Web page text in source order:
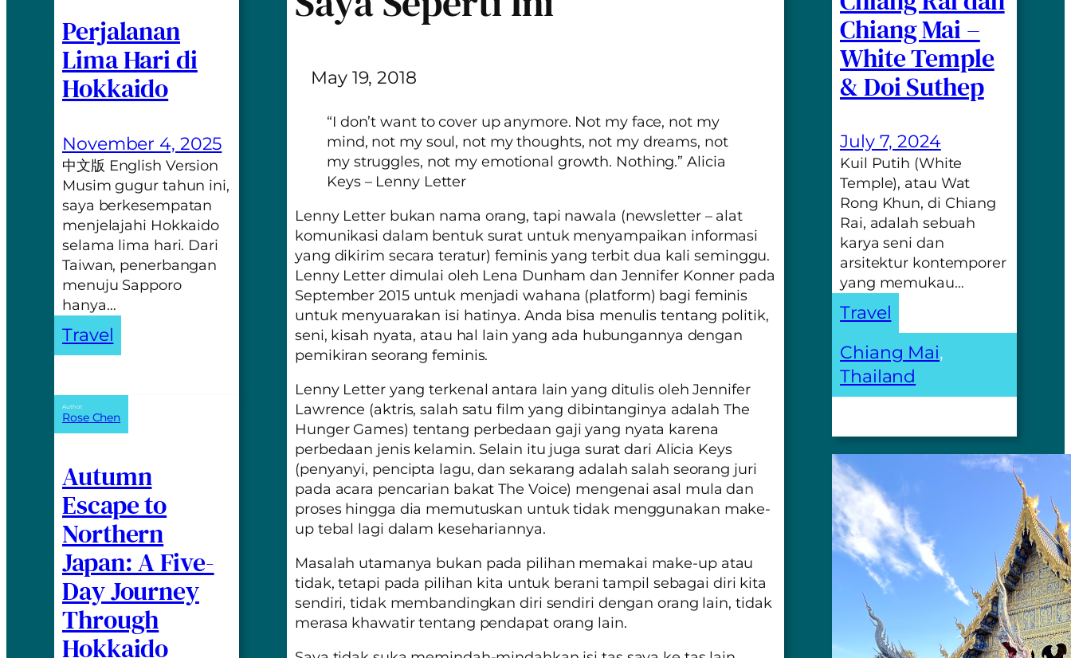
Perjalanan
Lima Hari di
Hokkaido
November 4, 2025
中文版 English Version
Musim gugur tahun ini,
saya berkesempatan
menjelajahi Hokkaido
selama lima hari. Dari
Taiwan, penerbangan
menuju Sapporo
hanya…
Travel
Author:
Rose Chen
Autumn
Escape to
Northern
Japan: A Five-
Day Journey
Through
Hokkaido
May 19, 2018
“I don’t want to cover up anymore. Not my face, not my
mind, not my soul, not my thoughts, not my dreams, not
my struggles, not my emotional growth. Nothing.” Alicia
Keys – Lenny Letter
Lenny Letter bukan nama orang, tapi nawala (newsletter– alat
komunikasi dalam bentuk surat untuk menyampaikan informasi
yang dikirim secara teratur) feminis yang terbit dua kali seminggu.
Lenny Letter dimulai oleh Lena Dunham dan Jennifer Konner pada
September 2015 untuk menjadi wahana (platform) bagi feminis
untuk menyuarakan isi hatinya. Anda bisa menulis tentang politik,
seni, kisah nyata, atau hal lain yang ada hubungannya dengan
pemikiran seorang feminis.
Lenny Letteryang terkenal antara lain yang ditulis oleh Jennifer
Lawrence (aktris, salah satu film yang dibintanginya adalah The
Hunger Games) tentang perbedaan gaji yang nyata karena
perbedaan jenis kelamin. Selain itu juga surat dari Alicia Keys
(penyanyi, pencipta lagu, dan sekarang adalah salah seorang juri
pada acara pencarian bakat The Voice) mengenai asal mula dan
proses hingga dia memutuskan untuk tidak menggunakan make-
up tebal lagi dalam kesehariannya.
Masalah utamanya bukan pada pilihan memakai make-up atau
tidak, tetapi pada pilihan kita untuk berani tampil sebagai diri kita
sendiri, tidak membandingkan diri sendiri dengan orang lain, tidak
merasa khawatir tentang pendapat orang lain.
Chiang Mai –
White Temple
& Doi Suthep
July 7, 2024
Kuil Putih (White
Temple), atau Wat
Rong Khun, di Chiang
Rai, adalah sebuah
karya seni dan
arsitektur kontemporer
yang memukau…
Travel
Chiang Mai
Thailand